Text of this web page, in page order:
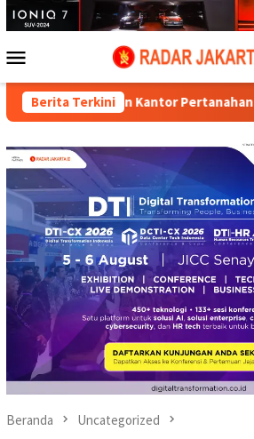
Loncat
ke
Mobile
Berita Terkini
Kantor Pertanahan Kota Palangka Raya
Beranda Uncategorized